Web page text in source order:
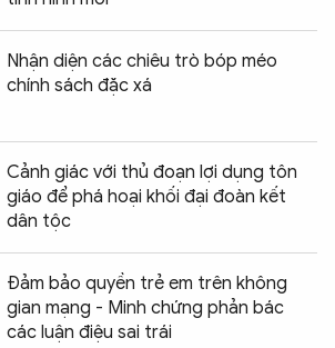
Nhận diện các chiêu trò bóp méo
chính sách đặc xá
Cảnh giác với thủ đoạn lợi dụng tôn
giáo để phá hoại khối đại đoàn kết
dân tộc
Đảm bảo quyền trẻ em trên không
gian mạng - Minh chứng phản bác
các luận điệu sai trái